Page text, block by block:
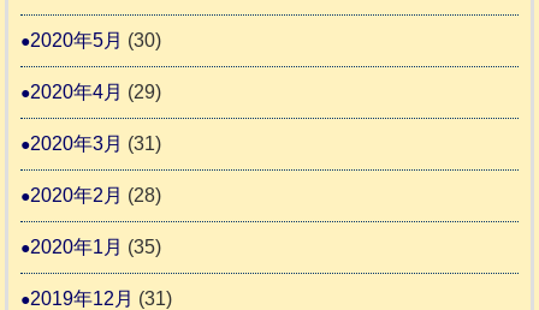
2020年5月 (30)
2020年4月 (29)
2020年3月 (31)
2020年2月 (28)
2020年1月 (35)
2019年12月 (31)